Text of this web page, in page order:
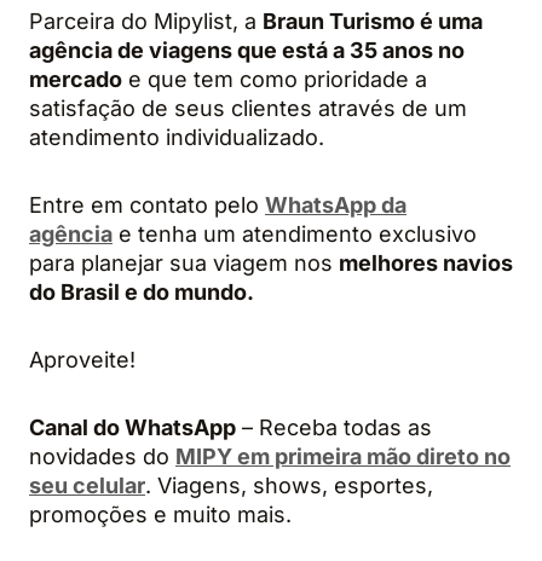
Parceira do Mipylist, a Braun Turismo é uma
agência de viagens que está a 35 anos no
mercado e que tem como prioridade a
satisfação de seus clientes através de um
atendimento individualizado.
Entre em contato pelo WhatsApp da
agência e tenha um atendimento exclusivo
para planejar sua viagem nos melhores navios
do Brasil e do mundo.
Aproveite!
Canal do WhatsApp – Receba todas as
novidades do MIPY em primeira mão direto no
seu celular. Viagens, shows, esportes,
promoções e muito mais.